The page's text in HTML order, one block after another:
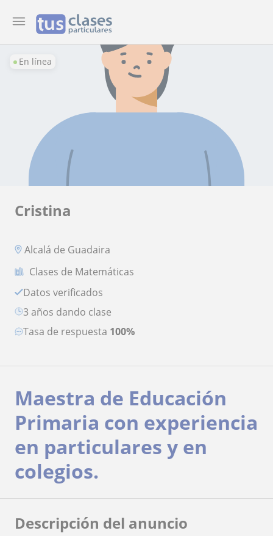
En línea
Cristina
Alcalá de Guadaira
Clases de Matemáticas
Datos verificados
3 años dando clase
Tasa de respuesta 100%
Maestra de Educación
Primaria con experiencia
en particulares y en
colegios.
Descripción del anuncio